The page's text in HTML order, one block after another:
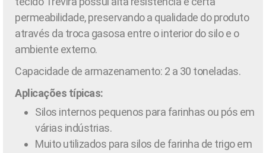
permeabilidade, preservando a qualidade do produto
através da troca gasosa entre o interior do silo e o
ambiente externo.
Capacidade de armazenamento: 2 a 30 toneladas.
Aplicações típicas:
Silos internos pequenos para farinhas ou pós em
várias indústrias.
Muito utilizados para silos de farinha de trigo em